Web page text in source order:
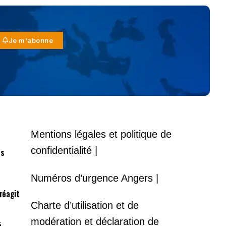
Je m'abonne
Mentions légales et politique de
confidentialité |
Numéros d’urgence Angers |
Charte d’utilisation et de
modération et déclaration de